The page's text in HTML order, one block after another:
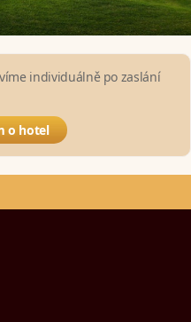
individuálně po zaslání
o hotel